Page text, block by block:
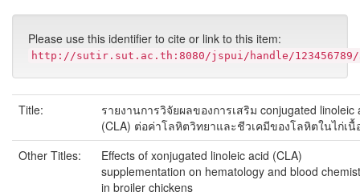
Please use this identifier to cite or link to this item:
http://sutir.sut.ac.th:8080/jspui/handle/123456789/
Title:
รายงานการวิจัยผลของการเสริม conjugated linoleic
(CLA) ต่อค่าโลหิตวิทยาและชีวเคมีของโลหิตในไก่เนื้
Other Titles:
Effects of xonjugated linoleic acid (CLA)
supplementation on hematology and blood
in broiler chickens